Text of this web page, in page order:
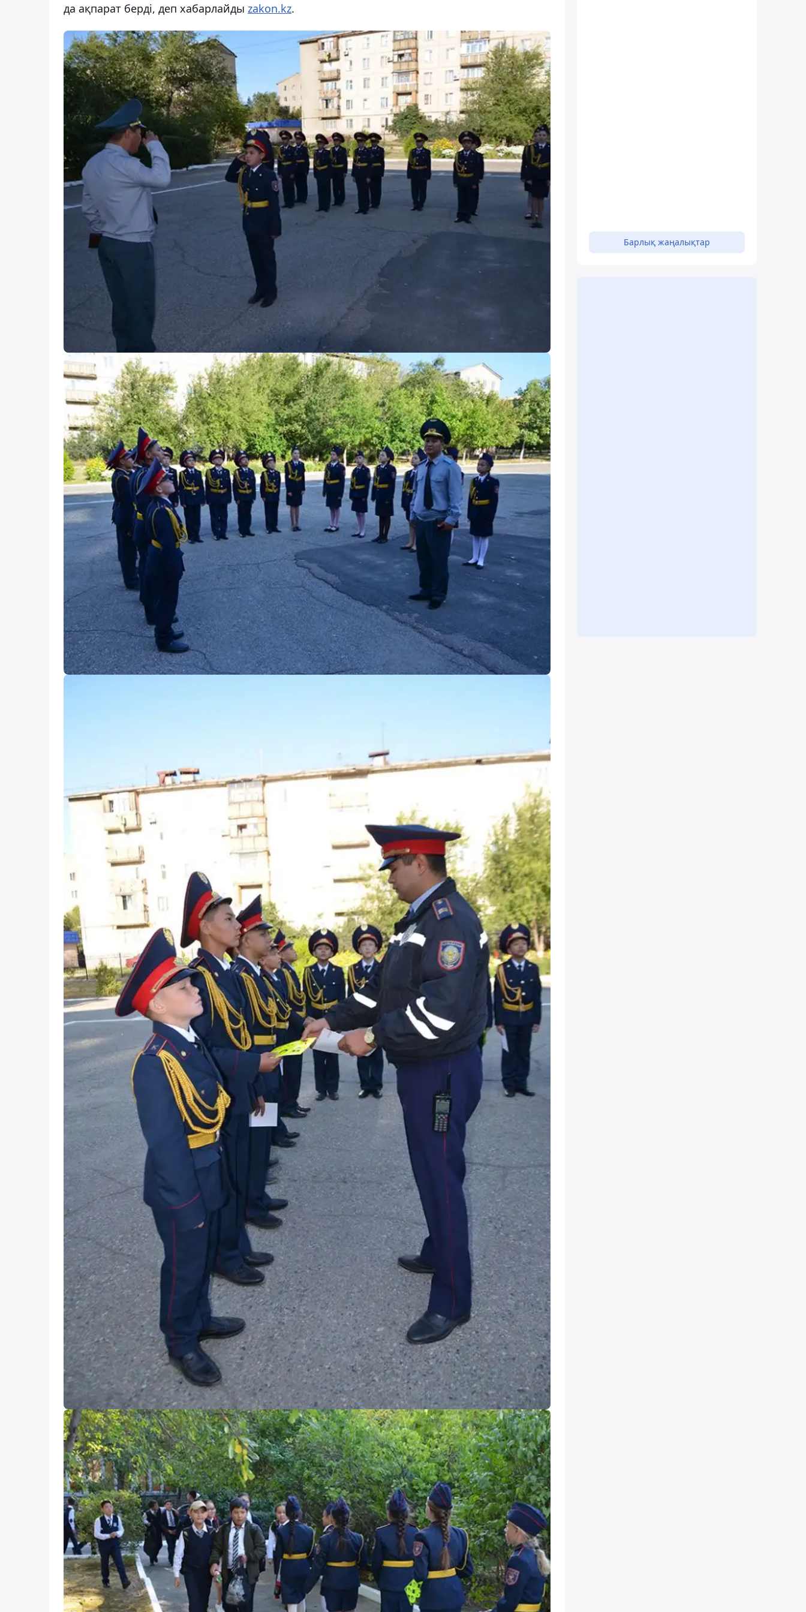
да ақпарат берді, деп хабарлайды zakon.kz.
Барлық жаңалықтар